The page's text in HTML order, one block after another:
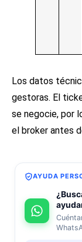
Los datos
gestoras. El
se negocie, por
el broker antes
AYUDA